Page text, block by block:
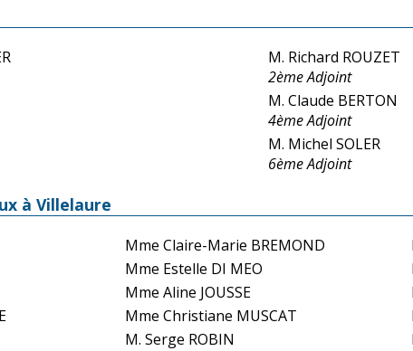
M. Richard ROUZET
2ème Adjoint
M. Claude BERTON
4ème Adjoint
M. Michel SOLER
6ème Adjoint
à Villelaure
Mme Claire-Marie BREMOND
Mme Estelle DI MEO
Mme Aline JOUSSE
Mme Christiane MUSCAT
M. Serge ROBIN